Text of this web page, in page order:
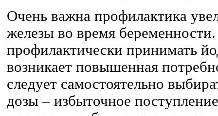
Очень важна профилактика
железы во время
профилактически принимать
возникает повышенная
следует самостоятельно
дозы – избыточное